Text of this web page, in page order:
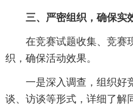
三、严密组织，确保实
在竞赛试题收集、竞赛
织，确保活动效果。
一是深入调查，组织好
谈、访谈等形式，详细了解